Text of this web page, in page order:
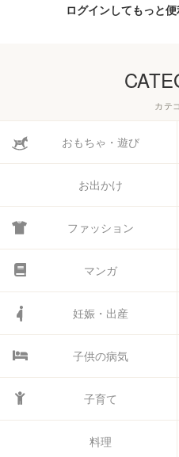
ログインしてもっと便
カテ
おもちゃ・遊び
お出かけ
ファッション
マンガ
妊娠・出産
子供の病気
子育て
料理